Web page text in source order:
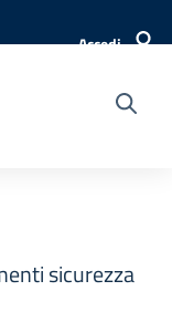
Accedi
sicurezza